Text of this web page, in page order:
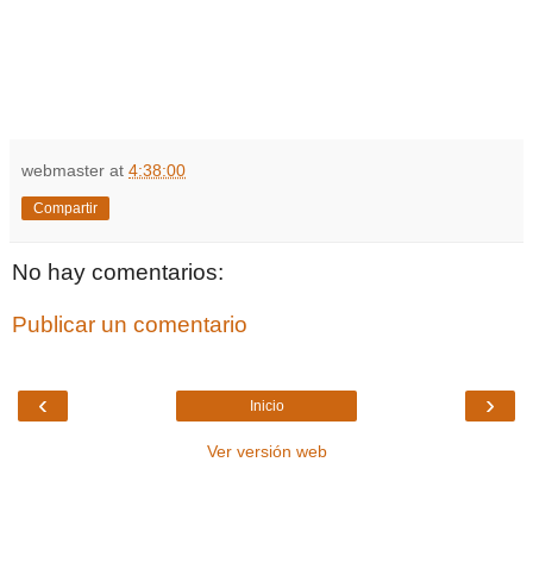
webmaster at 4:38:00
Compartir
No hay comentarios:
Publicar un comentario
‹ ›
Inicio
Ver versión web